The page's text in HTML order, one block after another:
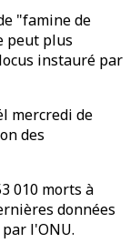
"famine de
peut plus
instauré par
mercredi de
des
010 morts à
données
l'ONU.